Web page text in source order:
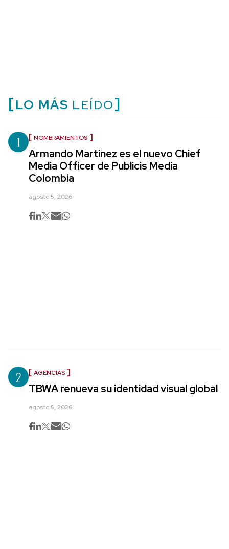
LO MÁS LEÍDO
1 NOMBRAMIENTOS
Armando Martínez es el nuevo Chief
Media Officer de Publicis Media
Colombia
agosto 5, 2026
2 AGENCIAS
TBWA renueva su identidad visual global
agosto 5, 2026